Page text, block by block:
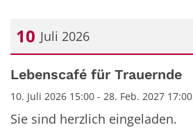
10 Juli 2026
Datum: 10. Juli 2026
Lebenscafé für Trauernde
10. Juli 2026 15:00 - 28. Feb. 2027 17:00
Sie sind herzlich eingeladen.